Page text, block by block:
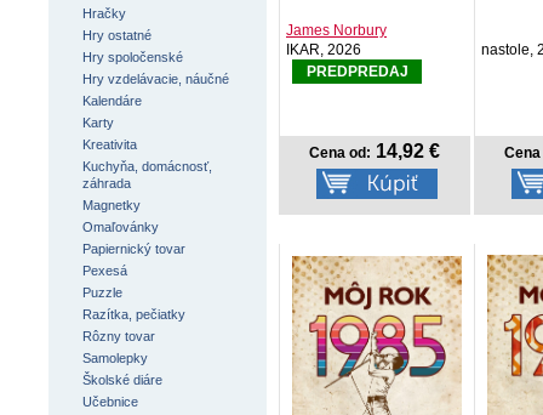
James Norbury
IKAR, 2026
PREDPREDAJ
Cena od: 14,92 €
nastole,
Hračky
Hry ostatné
Hry spoločenské
Hry vzdelávacie, náučné
Kalendáre
Karty
Kreativita
Kuchyňa, domácnosť,
záhrada
Magnetky
Omaľovánky
Papiernický tovar
Pexesá
Puzzle
Razítka, pečiatky
Rôzny tovar
Samolepky
Školské diáre
Učebnice